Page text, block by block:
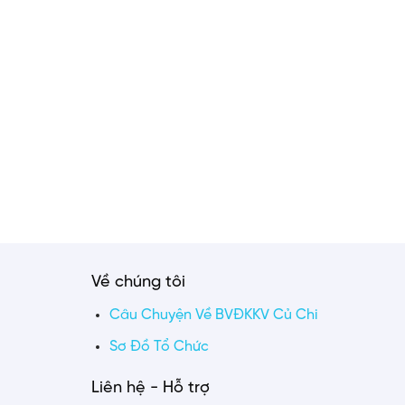
Về chúng tôi
Câu Chuyện Về BVĐKKV Củ Chi
Sơ Đồ Tổ Chức
Liên hệ - Hỗ trợ